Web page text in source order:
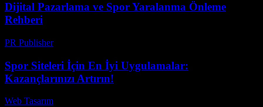
Dijital Pazarlama ve Spor Yaralanma Önleme
Rehberi
PR Publisher-
Spor Siteleri İçin En İyi Uygulamalar:
Kazançlarınızı Artırın!
Web Tasarım